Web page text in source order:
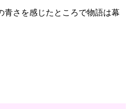
青さを感じたところで物語は幕